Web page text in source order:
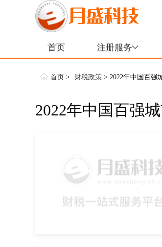
首页 注册服务
首页 > 财税政策 > 2022年中国百强
2022年中国百强